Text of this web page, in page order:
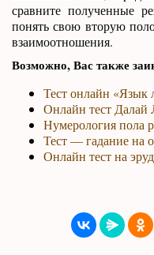
сравните полученные
понять свою вторую
взаимоотношения.
Возможно, Вас также
Тест онлайн «Язык
Онлайн тест
Нумерология пола
Тест — гадание на
Онлайн тест на